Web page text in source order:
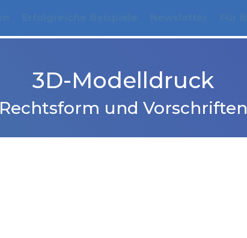
3D-Modelldruck
Rechtsform und Vorschriften